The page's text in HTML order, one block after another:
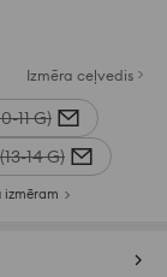
Izmēra ceļvedis
11 G)
14 G)